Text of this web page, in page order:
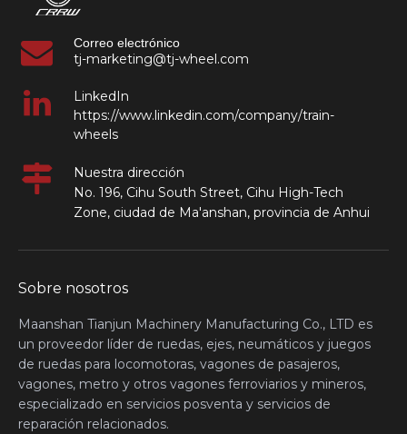
Correo electrónico
tj-marketing@tj-wheel.com
LinkedIn
https://www.linkedin.com/company/train-
wheels
Nuestra dirección
No. 196, Cihu South Street, Cihu High-Tech
Zone, ciudad de Ma'anshan, provincia de Anhui
Sobre nosotros
Maanshan Tianjun Machinery Manufacturing Co., LTD es
un proveedor líder de ruedas, ejes, neumáticos y juegos
de ruedas para locomotoras, vagones de pasajeros,
vagones, metro y otros vagones ferroviarios y mineros,
especializado en servicios posventa y servicios de
reparación relacionados.